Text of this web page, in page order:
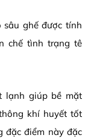
ghế được tính
chế tình trạng tê
lạnh giúp bề mặt
khí huyết tốt
đặc điểm này đặc